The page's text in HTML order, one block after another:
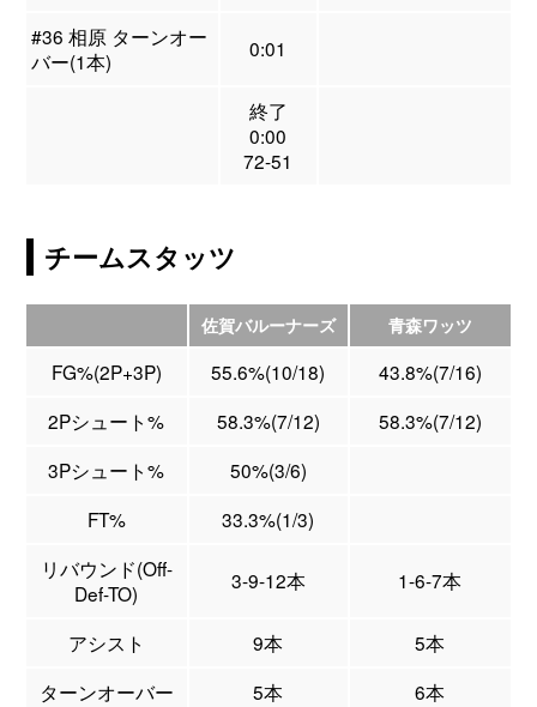
#36 相原 ターンオー
バー(1本)
0:01
終了
0:00
72-51
チームスタッツ
佐賀バルーナーズ 青森ワッツ
FG%(2P+3P) 55.6%(10/18)
43.8%(7/16)
2Pシュート%
58.3%(7/12)
58.3%(7/12)
3Pシュート%
50%(3/6)
FT%
33.3%(1/3)
リバウンド(Off-
Def-TO)
3-9-12本 1-6-7本
アシスト 9本
5本
ターンオーバー
5本
6本